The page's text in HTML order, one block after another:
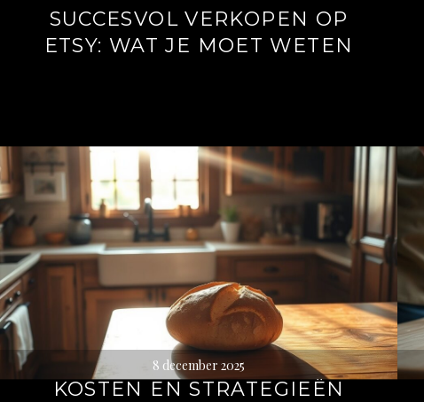
SUCCESVOL VERKOPEN OP
ETSY: WAT JE MOET WETEN
8 december 2025
KOSTEN EN STRATEGIEËN